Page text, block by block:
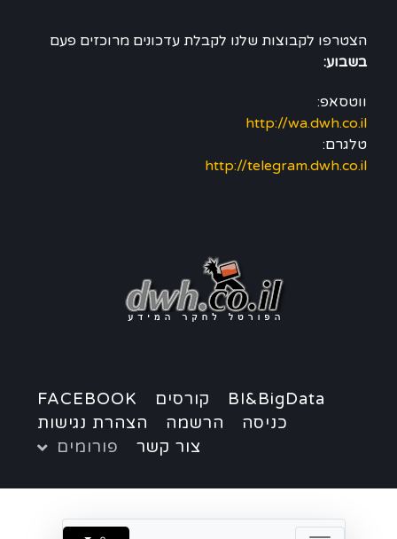
הצטרפו לקבוצות שלנו לקבלת עדכונים מרוכזים פעם
בשבוע:
ווטסאפ:
http://wa.dwh.co.il
טלגרם:
http://telegram.dwh.co.il
BI&BigData קורסים
FACEBOOK
כניסה
הרשמה
הצהרת נגישות
צור קשר
פורומים